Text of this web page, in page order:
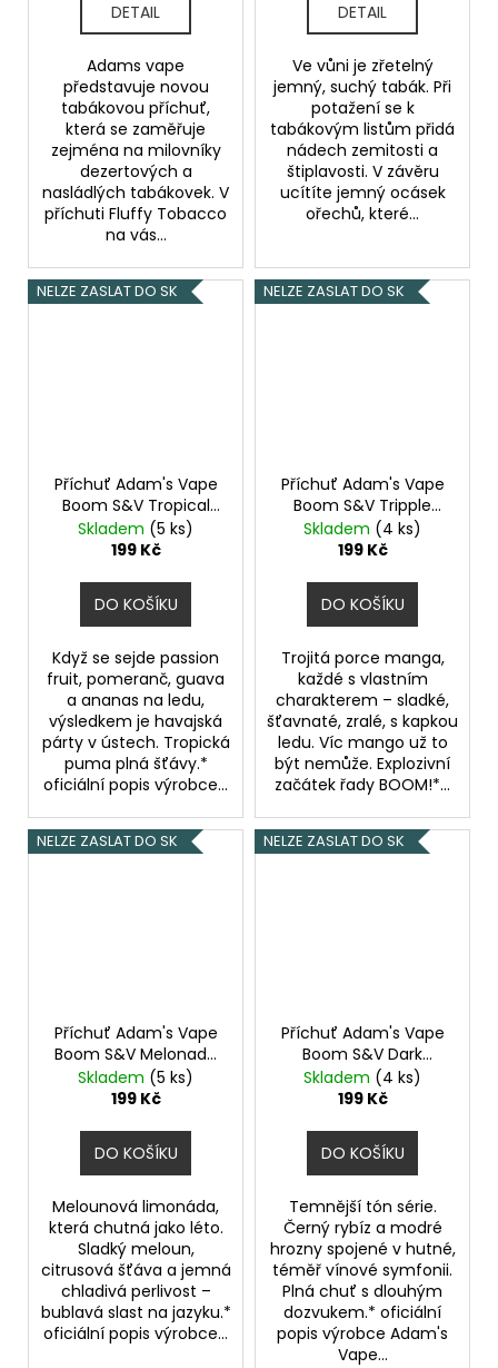
DETAIL
Adams vape
představuje novou
tabákovou příchuť,
která se zaměřuje
zejména na milovníky
dezertových a
nasládlých tabákovek. V
příchuti Fluffy Tobacco
na vás...
DETAIL
Ve vůni je zřetelný
jemný, suchý tabák. Při
potažení se k
tabákovým listům přidá
nádech zemitosti a
štiplavosti. V závěru
ucítíte jemný ocásek
ořechů, které...
NELZE ZASLAT DO SK
Příchuť Adam's Vape
Boom S&V Tropical
Punch objem 5ml
Ledová tropická směs
Skladem (5 ks)
199 Kč
DO KOŠÍKU
Když se sejde passion
fruit, pomeranč, guava
a ananas na ledu,
výsledkem je havajská
párty v ústech. Tropická
puma plná šťávy.*
oficiální popis výrobce...
NELZE ZASLAT DO SK
Příchuť Adam's Vape
Boom S&V Tripple
Mango objem 5ml
Mangový mix
Skladem (4 ks)
199 Kč
DO KOŠÍKU
Trojitá porce manga,
každé s vlastním
charakterem – sladké,
šťavnaté, zralé, s kapkou
ledu. Víc mango už to
být nemůže. Explozivní
začátek řady BOOM!*...
NELZE ZASLAT DO SK
Příchuť Adam's Vape
Boom S&V Melonade
objem 5ml Chladivá
melounová limonáda
Skladem (5 ks)
199 Kč
DO KOŠÍKU
Melounová limonáda,
která chutná jako léto.
Sladký meloun,
citrusová šťáva a jemná
chladivá perlivost –
bublavá slast na jazyku.*
oficiální popis výrobce...
NELZE ZASLAT DO SK
Příchuť Adam's Vape
Boom S&V Dark
Currant objem 5ml
Černý rybíz s
Skladem (4 ks)
199 Kč
DO KOŠÍKU
Temnější tón série.
Černý rybíz a modré
hrozny spojené v hutné,
téměř vínové symfonii.
Plná chuť s dlouhým
dozvukem.* oficiální
popis výrobce Adam's
Vape...